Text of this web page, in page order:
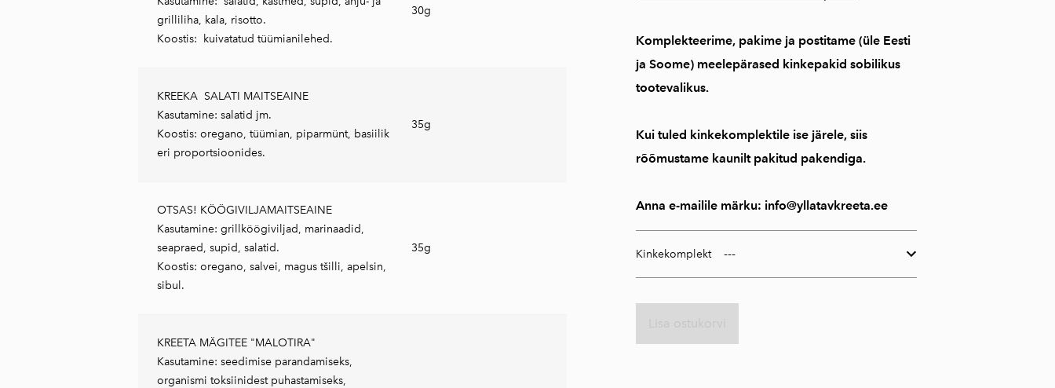
grilliliha, kala, risotto.
Koostis: kuivatatud tüümianilehed.
30g
KREEKA SALATI MAITSEAINE
Kasutamine: salatid jm.
Koostis: oregano, tüümian, piparmünt, basiilik
eri proportsioonides.
35g
OTSAS! KÖÖGIVILJAMAITSEAINE
Kasutamine: grillköögiviljad, marinaadid,
seapraed, supid, salatid.
Koostis: oregano, salvei, magus tšilli, apelsin,
sibul.
35g
KREETA MÄGITEE "MALOTIRA"
Kasutamine: seedimise parandamiseks,
organismi toksiinidest puhastamiseks,
Komplekteerime, pakime ja postitame (üle Eesti
ja Soome) meelepärased kinkepakid sobilikus
tootevalikus.
Kui tuled kinkekomplektile ise järele, siis
rõõmustame kaunilt pakitud pakendiga.
Anna e-mailile märku: info@yllatavkreeta.ee
Kinkekomplekt